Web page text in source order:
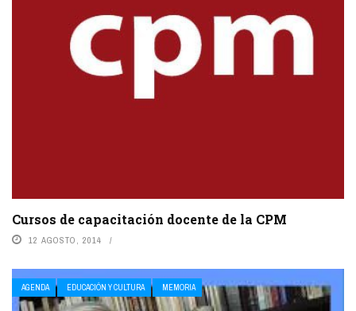
Cursos de capacitación docente de la CPM
12 AGOSTO, 2014
AGENDA EDUCACIÓN Y CULTURA MEMORIA